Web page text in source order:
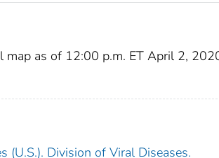
map as of 12:00 p.m. ET April 2,
(U.S.). Division of Viral Diseases.